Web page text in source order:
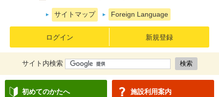
サイトマップ Foreign Language
ログイン 新規登録
サイト内検索
初めてのかたへ 施設利用案内